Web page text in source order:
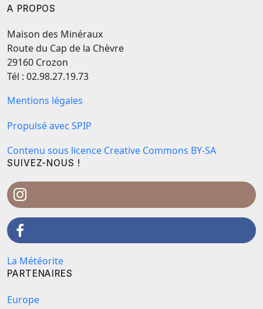
A PROPOS
Maison des Minéraux
Route du Cap de la Chèvre
29160 Crozon
Tél : 02.98.27.19.73
Mentions légales
Propulsé avec SPIP
Contenu sous licence Creative Commons BY-SA
SUIVEZ-NOUS !
La Météorite
PARTENAIRES
Europe